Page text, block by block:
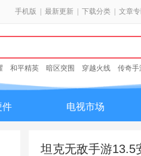
手机版 最新更新 下载分类 文章专
和平精英 暗区突围 穿越火线 传奇手
件 电视市场
坦克无敌手游13.5